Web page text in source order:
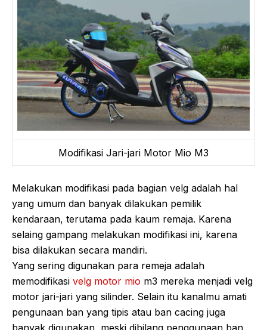
Modifikasi Jari-jari Motor Mio M3
Melakukan modifikasi pada bagian velg adalah hal
yang umum dan banyak dilakukan pemilik
kendaraan, terutama pada kaum remaja. Karena
selaing gampang melakukan modifikasi ini, karena
bisa dilakukan secara mandiri.
Yang sering digunakan para remeja adalah
memodifikasi velg motor mio m3 mereka menjadi velg
motor jari-jari yang silinder. Selain itu kanalmu amati
pengunaan ban yang tipis atau ban cacing juga